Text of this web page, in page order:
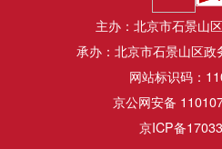
主办：北京市石景山
承办：北京市石景山区政
网站标识码：
京公网安备
京ICP备